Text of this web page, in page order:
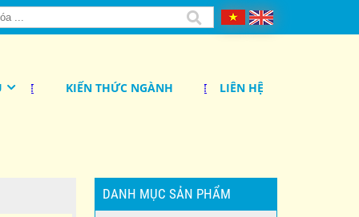
KIẾN THỨC NGÀNH LIÊN HỆ
DANH MỤC SẢN PHẨM